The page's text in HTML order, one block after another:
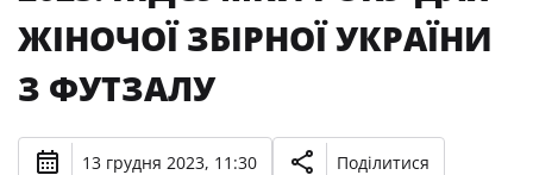
ЖІНОЧОЇ ЗБІРНОЇ УКРАЇНИ
З ФУТЗАЛУ
13 грудня 2023, 11:30 Поділитися